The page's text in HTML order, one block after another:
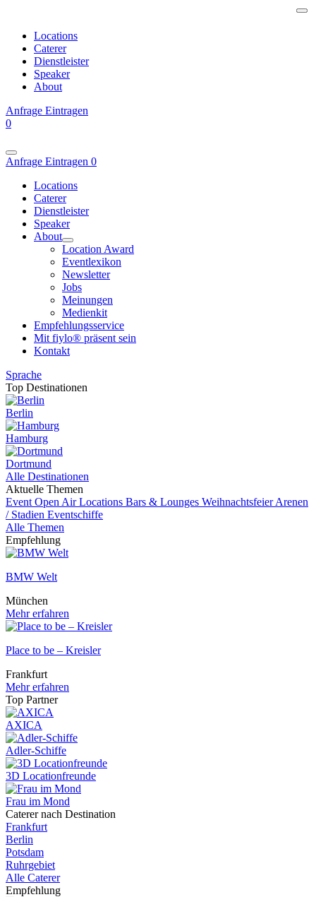
Locations
Caterer
Dienstleister
Speaker
About
Anfrage Eintragen
0
Anfrage Eintragen 0
Locations
Caterer
Dienstleister
Speaker
About
Location Award
Eventlexikon
Newsletter
Jobs
Meinungen
Medienkit
Empfehlungsservice
Mit fiylo® präsent sein
Kontakt
Sprache
Top Destinationen
Berlin
Hamburg
Dortmund
Alle Destinationen
Aktuelle Themen
Event Open Air Locations Bars & Lounges WeihnachtsfeierArenen
/ Stadien Eventschiffe
Alle Themen
Empfehlung
BMW Welt
München
Mehr erfahren
Place to be – Kreisler
Frankfurt
Mehr erfahren
Top Partner
AXICA
Adler-Schiffe
3D Locationfreunde
Frau im Mond
Caterer nach Destination
Frankfurt
Berlin
Potsdam
Ruhrgebiet
Alle Caterer
Empfehlung